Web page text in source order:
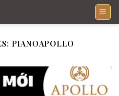
PIANOAPOLLO